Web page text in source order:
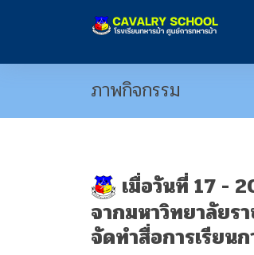
ภาพกิจกรรม
เมื่อวันที่ 17 -
จากมหาวิทยาลัยร
จัดทำสื่อการเรียน